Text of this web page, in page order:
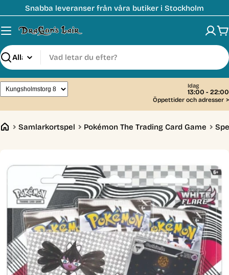
till
innehåll
Snabba leveranser från våra butiker i Stockholm
Sök
Idag
13:00 - 22:00
Öppettider och adresser >
Samlarkortspel Pokémon The Trading Card Game
media 0 i modal